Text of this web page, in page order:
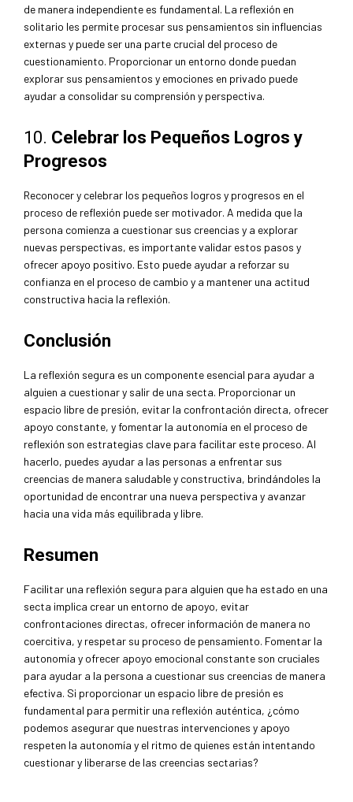
de manera independiente es fundamental. La reflexión en
solitario les permite procesar sus pensamientos sin influencias
externas y puede ser una parte crucial del proceso de
cuestionamiento. Proporcionar un entorno donde puedan
explorar sus pensamientos y emociones en privado puede
ayudar a consolidar su comprensión y perspectiva.
10. Celebrar los Pequeños Logros y
Progresos
Reconocer y celebrar los pequeños logros y progresos en el
proceso de reflexión puede ser motivador. A medida que la
persona comienza a cuestionar sus creencias y a explorar
nuevas perspectivas, es importante validar estos pasos y
ofrecer apoyo positivo. Esto puede ayudar a reforzar su
confianza en el proceso de cambio y a mantener una actitud
constructiva hacia la reflexión.
Conclusión
La reflexión segura es un componente esencial para ayudar a
alguien a cuestionar y salir de una secta. Proporcionar un
espacio libre de presión, evitar la confrontación directa, ofrecer
apoyo constante, y fomentar la autonomía en el proceso de
reflexión son estrategias clave para facilitar este proceso. Al
hacerlo, puedes ayudar a las personas a enfrentar sus
creencias de manera saludable y constructiva, brindándoles la
oportunidad de encontrar una nueva perspectiva y avanzar
hacia una vida más equilibrada y libre.
Resumen
Facilitar una reflexión segura para alguien que ha estado en una
secta implica crear un entorno de apoyo, evitar
confrontaciones directas, ofrecer información de manera no
coercitiva, y respetar su proceso de pensamiento. Fomentar la
autonomía y ofrecer apoyo emocional constante son cruciales
para ayudar a la persona a cuestionar sus creencias de manera
efectiva. Si proporcionar un espacio libre de presión es
fundamental para permitir una reflexión auténtica, ¿cómo
podemos asegurar que nuestras intervenciones y apoyo
respeten la autonomía y el ritmo de quienes están intentando
cuestionar y liberarse de las creencias sectarias?